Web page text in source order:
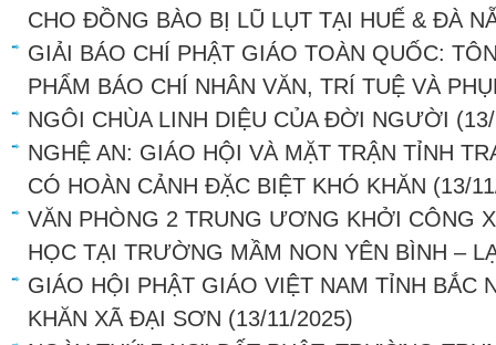
CHO ĐỒNG BÀO BỊ LŨ LỤT TẠI HUẾ & ĐÀ
GIẢI BÁO CHÍ PHẬT GIÁO TOÀN QUỐC:
PHẨM BÁO CHÍ NHÂN VĂN, TRÍ TUỆ VÀ
NGÔI CHÙA LINH DIỆU CỦA ĐỜI NGƯỜI
NGHỆ AN: GIÁO HỘI VÀ MẶT TRẬN TỈNH
CÓ HOÀN CẢNH ĐẶC BIỆT KHÓ KHĂN (13/
VĂN PHÒNG 2 TRUNG ƯƠNG KHỞI CÔNG
HỌC TẠI TRƯỜNG MẦM NON YÊN BÌNH –
GIÁO HỘI PHẬT GIÁO VIỆT NAM TỈNH BẮC
KHĂN XÃ ĐẠI SƠN (13/11/2025)